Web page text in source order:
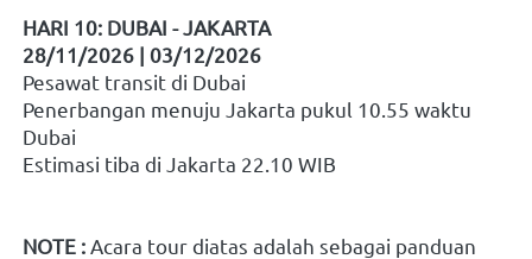
HARI 10: DUBAI - JAKARTA
28/11/2026 | 03/12/2026
Pesawat transit di Dubai
Penerbangan menuju Jakarta pukul 10.55 waktu
Dubai
Estimasi tiba di Jakarta 22.10 WIB
NOTE : Acara tour diatas adalah sebagai panduan